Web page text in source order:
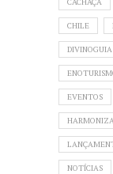
CHILE
DIVINOGUIA
EVENTOS
NOTÍCIAS